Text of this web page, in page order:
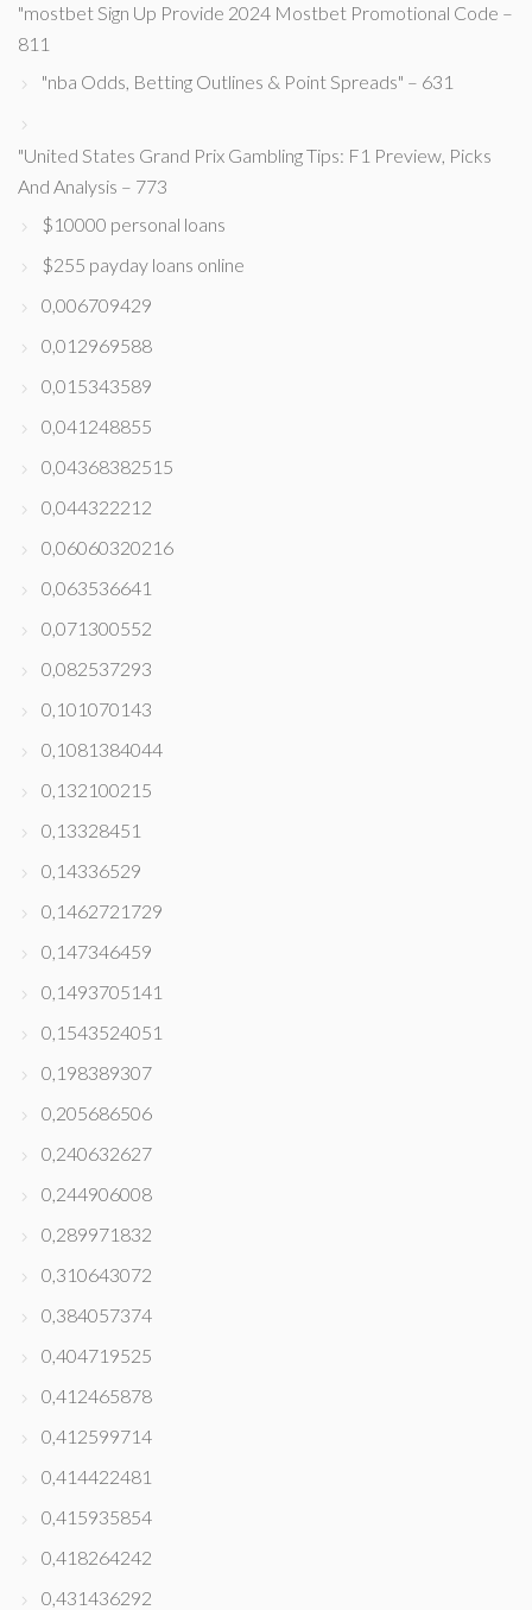
"mostbet Sign Up Provide 2024 Mostbet Promotional Code –
811
"nba Odds, Betting Outlines & Point Spreads" – 631
"United States Grand Prix Gambling Tips: F1 Preview, Picks
And Analysis – 773
$10000 personal loans
$255 payday loans online
0,006709429
0,012969588
0,015343589
0,041248855
0,04368382515
0,044322212
0,06060320216
0,063536641
0,071300552
0,082537293
0,101070143
0,1081384044
0,132100215
0,13328451
0,14336529
0,1462721729
0,147346459
0,1493705141
0,1543524051
0,198389307
0,205686506
0,240632627
0,244906008
0,289971832
0,310643072
0,384057374
0,404719525
0,412465878
0,412599714
0,414422481
0,415935854
0,418264242
0,431436292